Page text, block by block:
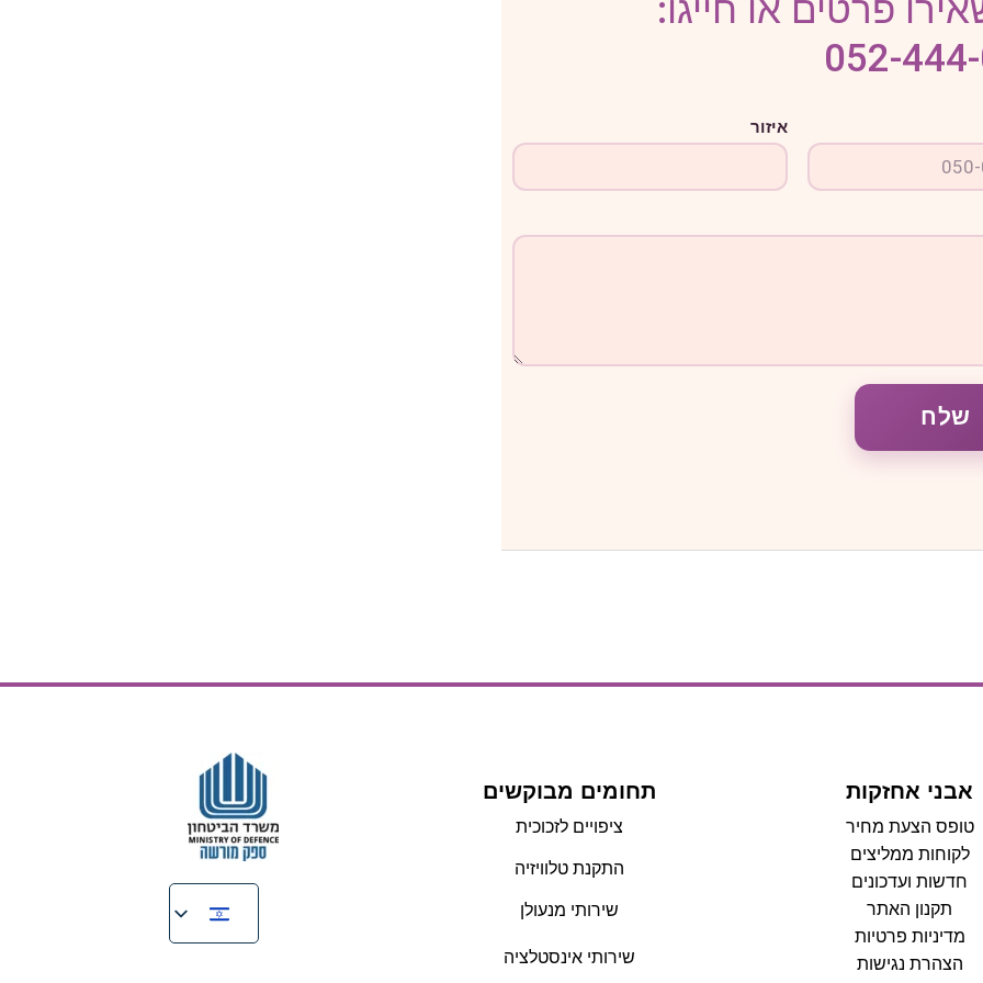
פרטים או חייגו:
052-
איזור
שלח
אבני אחזקות
טופס הצעת מחיר
לקוחות ממליצים
חדשות ועדכונים
תקנון האתר
מדיניות פרטיות
הצהרת נגישות
תחומים מבוקשים
ציפויים לזכוכית
התקנת טלוויזיה
שירותי מנעולן
שירותי אינסטלציה